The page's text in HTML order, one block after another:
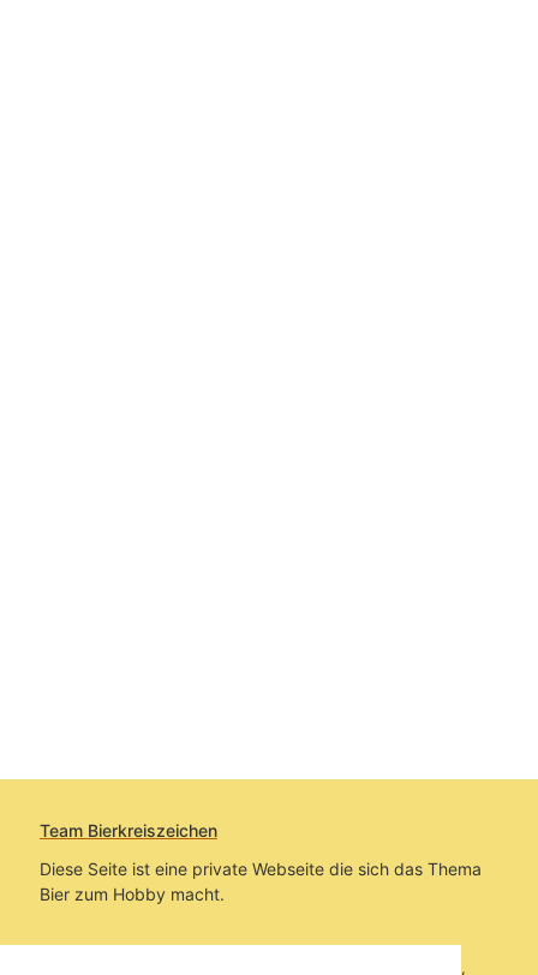
Team Bierkreiszeichen
Diese Seite ist eine private Webseite die sich das Thema
Bier zum Hobby macht.